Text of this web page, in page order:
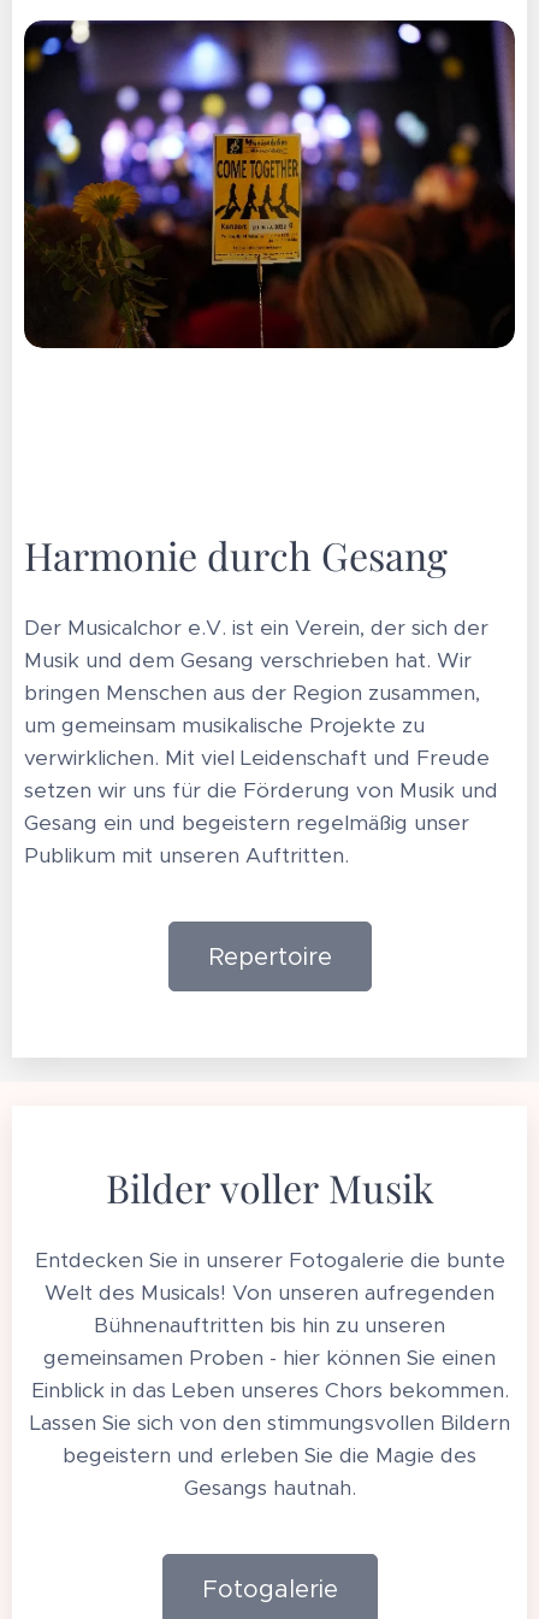
Harmonie durch Gesang
Der Musicalchor e.V. ist ein Verein, der sich der
Musik und dem Gesang verschrieben hat. Wir
bringen Menschen aus der Region zusammen,
um gemeinsam musikalische Projekte zu
verwirklichen. Mit viel Leidenschaft und Freude
setzen wir uns für die Förderung von Musik und
Gesang ein und begeistern regelmäßig unser
Publikum mit unseren Auftritten.
Repertoire
Bilder voller Musik
Entdecken Sie in unserer Fotogalerie die bunte
Welt des Musicals! Von unseren aufregenden
Bühnenauftritten bis hin zu unseren
gemeinsamen Proben - hier können Sie einen
Einblick in das Leben unseres Chors bekommen.
Lassen Sie sich von den stimmungsvollen Bildern
begeistern und erleben Sie die Magie des
Gesangs hautnah.
Fotogalerie